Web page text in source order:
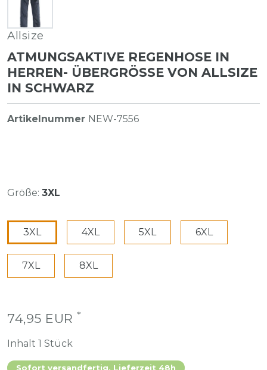
Allsize
ATMUNGSAKTIVE REGENHOSE IN
HERREN- ÜBERGRÖSSE VON ALLSIZE I
N SCHWARZ
Artikelnummer NEW-7556
Größe: 3XL
3XL 4XL 5XL 6XL
7XL 8XL
74,95 EUR *
Inhalt 1 Stück
Sofort versandfertig, Lieferzeit 48h